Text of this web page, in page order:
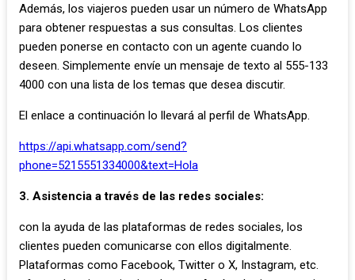
Además, los viajeros pueden usar un número de WhatsApp
para obtener respuestas a sus consultas. Los clientes
pueden ponerse en contacto con un agente cuando lo
deseen. Simplemente envíe un mensaje de texto al 555-133
4000 con una lista de los temas que desea discutir.
El enlace a continuación lo llevará al perfil de WhatsApp.
https://api.whatsapp.com/send?
phone=5215551334000&text=Hola
3. Asistencia a través de las redes sociales:
con la ayuda de las plataformas de redes sociales, los
clientes pueden comunicarse con ellos digitalmente.
Plataformas como Facebook, Twitter o X, Instagram, etc.